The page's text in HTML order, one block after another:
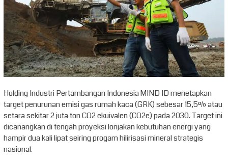
Holding Industri Pertambangan Indonesia MIND ID menetapkan
target penurunan emisi gas rumah kaca (GRK) sebesar 15,5% atau
setara sekitar 2 juta ton CO2 ekuivalen (CO2e) pada 2030. Target ini
dicanangkan di tengah proyeksi lonjakan kebutuhan energi yang
hampir dua kali lipat seiring progam hilirisasi mineral strategis
nasional.